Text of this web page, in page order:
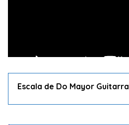
Escala de Do Mayor Guitarra